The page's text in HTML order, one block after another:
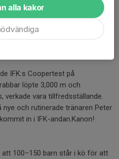
än gjort förstås. Och jag vet att
spelare. Går det att övertala
spelår? Han kan vara avgörande
IFK:s Coopertest på
löpte 3,000 m och
verkade vara tillfredsställande.
och rutinerade tränaren Peter
in i IFK-andan.Kanon!
att 100–150 barn står i kö för att
alla kakor